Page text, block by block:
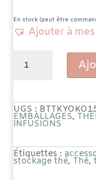
En stock (peut être
Ajouter à
quantité
de
Boîte
à
thé
UGS :
EMBALLAGES,
INFUSIONS
Étiquettes :
stockage thé, Thé,